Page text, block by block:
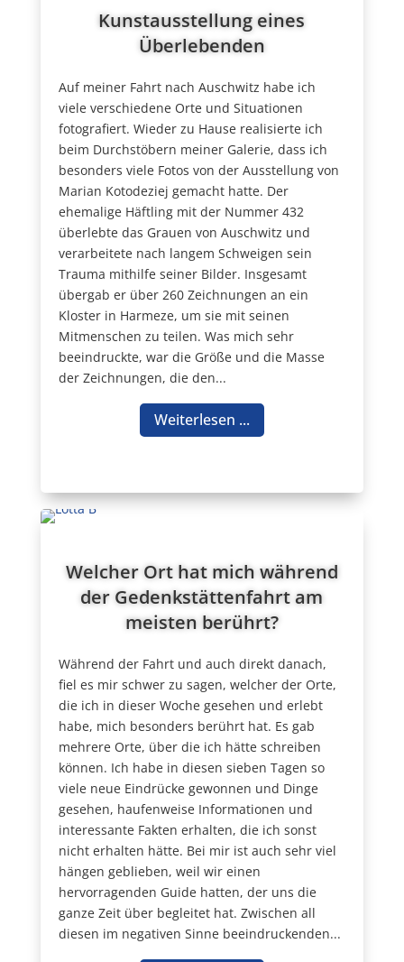
Kunstausstellung eines
Überlebenden
Auf meiner Fahrt nach Auschwitz habe ich
viele verschiedene Orte und Situationen
fotografiert. Wieder zu Hause realisierte ich
beim Durchstöbern meiner Galerie, dass ich
besonders viele Fotos von der Ausstellung von
Marian Kotodeziej gemacht hatte. Der
ehemalige Häftling mit der Nummer 432
überlebte das Grauen von Auschwitz und
verarbeitete nach langem Schweigen sein
Trauma mithilfe seiner Bilder. Insgesamt
übergab er über 260 Zeichnungen an ein
Kloster in Harmeze, um sie mit seinen
Mitmenschen zu teilen. Was mich sehr
beeindruckte, war die Größe und die Masse
der Zeichnungen, die den...
Weiterlesen ...
Welcher Ort hat mich während
der Gedenkstättenfahrt am
meisten berührt?
Während der Fahrt und auch direkt danach,
fiel es mir schwer zu sagen, welcher der Orte,
die ich in dieser Woche gesehen und erlebt
habe, mich besonders berührt hat. Es gab
mehrere Orte, über die ich hätte schreiben
können. Ich habe in diesen sieben Tagen so
viele neue Eindrücke gewonnen und Dinge
gesehen, haufenweise Informationen und
interessante Fakten erhalten, die ich sonst
nicht erhalten hätte. Bei mir ist auch sehr viel
hängen geblieben, weil wir einen
hervorragenden Guide hatten, der uns die
ganze Zeit über begleitet hat. Zwischen all
diesen im negativen Sinne beeindruckenden...